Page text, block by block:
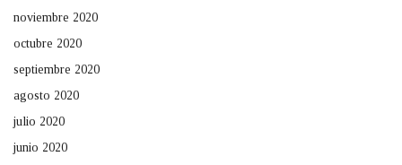
noviembre 2020
octubre 2020
septiembre 2020
agosto 2020
julio 2020
junio 2020